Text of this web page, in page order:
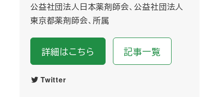
公益社団法人日本薬剤師会、公益社団法人
東京都薬剤師会、所属
詳細はこちら 記事一覧
Twitter